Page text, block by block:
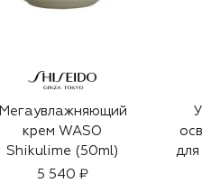
Мегаувлажняющий
крем WASO
Shikulime (50ml)
5 540 ₽
для